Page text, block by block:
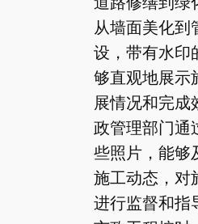
从墙面美化到
设，带有水印
够直观地展示
展情况和完成
政管理部门通
些照片，能够
施工动态，对
进行监督和指